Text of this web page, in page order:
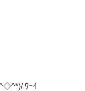
ﾜｰｲ